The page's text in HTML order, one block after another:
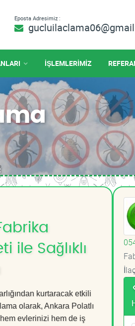
Eposta Adresimiz :
İŞLEMLERİMİZ
ile Sağlıklı
kurtaracak etkili
olarak, Ankara Polatlı
evlerinizi hem de iş